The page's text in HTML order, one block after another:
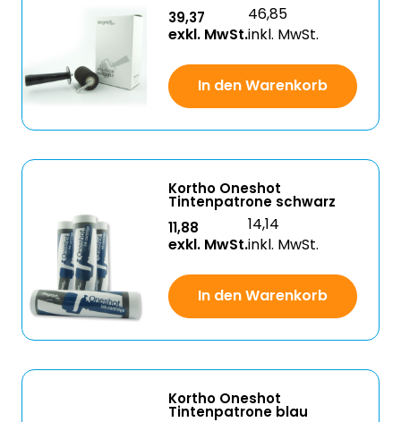
39,37
exkl. MwSt.
46,85
inkl. MwSt.
In den Warenkorb
Kortho Oneshot
Tintenpatrone schwarz
11,88
exkl. MwSt.
14,14
inkl. MwSt.
In den Warenkorb
Kortho Oneshot
Tintenpatrone blau